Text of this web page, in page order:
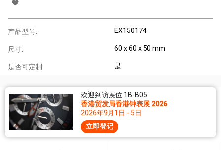
产品型号: EX150174
尺寸: 60 x 60 x 50 mm
是否可定制: 是
欢迎到访展位 1B-B05
香港贸发局香港钟表展 2026
2026年9月1日 - 5日
立即登记